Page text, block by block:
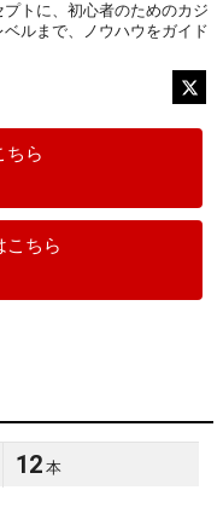
プトに、初心者のためのカジ
ルまで、ノウハウをガイド
ちら
こちら
12 本